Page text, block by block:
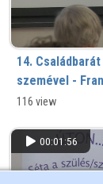
14.
szemével -
116 view
00:01:56